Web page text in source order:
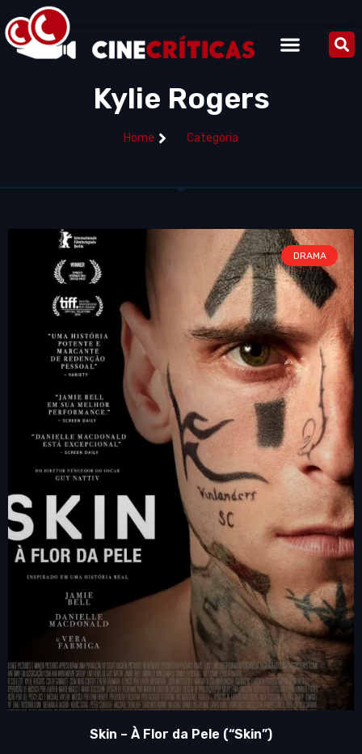
Kylie Rogers
Home Categoria
DRAMA
Skin – À Flor da Pele (“Skin”)